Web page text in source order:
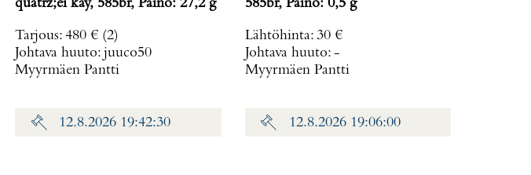
quatrz;ei käy, 585br, Paino: 27,2 g
Tarjous: 480 € (2)
Johtava huuto: juuco50
Myyrmäen Pantti
585br, Paino: 0,5 g
Lähtöhinta: 30 €
Johtava huuto: -
Myyrmäen Pantti
12.8.2026 19:42:30 12.8.2026 19:06:00